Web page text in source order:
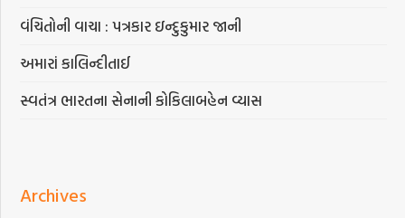
વંચિતોની વાચા : પત્રકાર ઇન્દુકુમાર જાની
અમારાં કાલિન્દીતાઈ
સ્વતંત્ર ભારતના સેનાની કોકિલાબહેન વ્યાસ
Archives